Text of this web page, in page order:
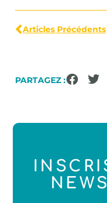
Articles Précédents
PARTAGEZ :